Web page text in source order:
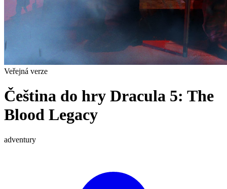
Veřejná verze
Čeština do hry Dracula 5: The
Blood Legacy
adventury